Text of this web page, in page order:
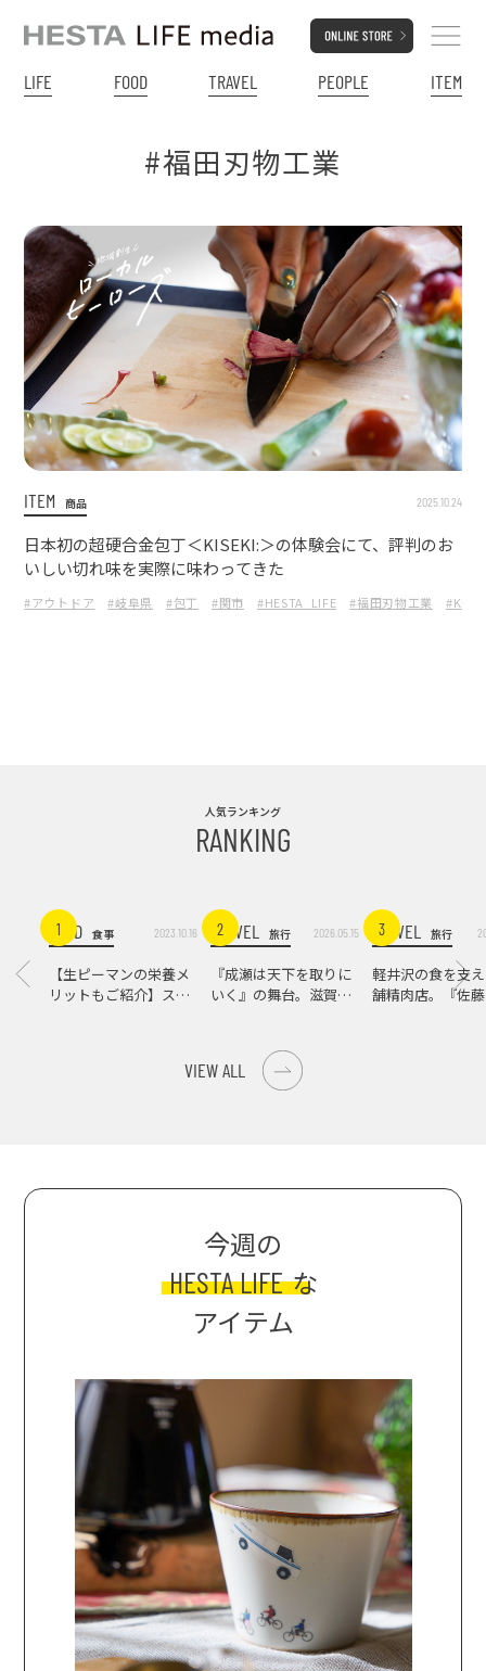
LIFE FOOD TRAVEL PEOPLE ITEM
#福田刃物工業
ITEM 商品 2025.10.24
日本初の超硬合金包丁＜KISEKI:＞の体験会にて、評判のお
いしい切れ味を実際に味わってきた
#アウトドア #岐阜県 #包丁 #関市 #HESTA_LIFE #福田刃物工業
人気ランキング
RANKING
1FOOD 食事 2023.10.16
【生ピーマンの栄養メ
リットもご紹介】スパ
2
TRAVEL 旅行 2026.05.15
『成瀬は天下を取りに
いく』の舞台。滋賀県
3
TRAVEL 旅行
軽井沢の食を支
舗精肉店。『佐
VIEW ALL
今週の
HESTA LIFE な
アイテム